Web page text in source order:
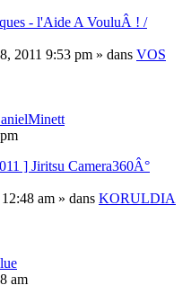
- l'Aide A VouluÂ ! /
2011 9:53 pm » dans VOS
] Jiritsu Camera360Â°
am » dans KORULDIA
am